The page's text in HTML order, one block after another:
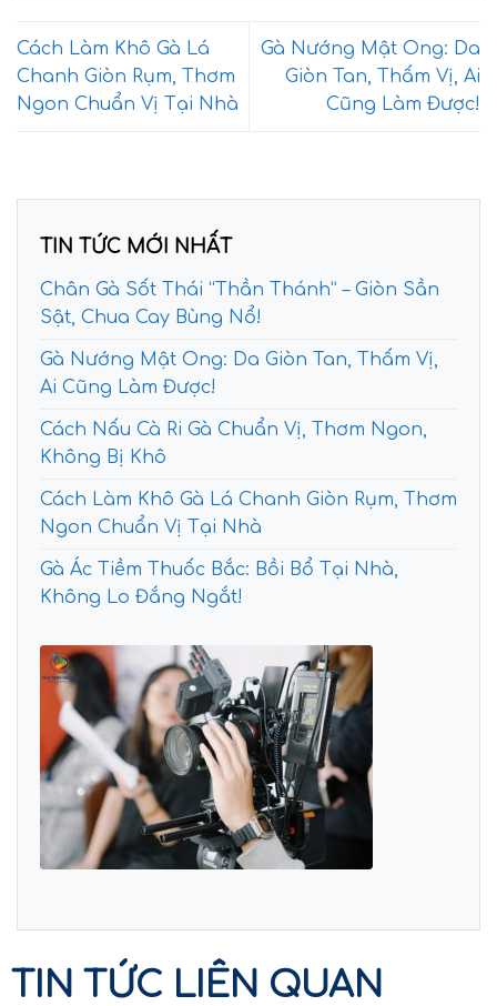
Cách Làm Khô Gà Lá
Chanh Giòn Rụm, Thơm
Ngon Chuẩn Vị Tại Nhà
Gà Nướng Mật Ong: Da
Giòn Tan, Thấm Vị, Ai
Cũng Làm Được!
TIN TỨC MỚI NHẤT
Chân Gà Sốt Thái “Thần Thánh” – Giòn Sần
Sật, Chua Cay Bùng Nổ!
Gà Nướng Mật Ong: Da Giòn Tan, Thấm Vị,
Ai Cũng Làm Được!
Cách Nấu Cà Ri Gà Chuẩn Vị, Thơm Ngon,
Không Bị Khô
Cách Làm Khô Gà Lá Chanh Giòn Rụm, Thơm
Ngon Chuẩn Vị Tại Nhà
Gà Ác Tiềm Thuốc Bắc: Bồi Bổ Tại Nhà,
Không Lo Đắng Ngắt!
TIN TỨC LIÊN QUAN